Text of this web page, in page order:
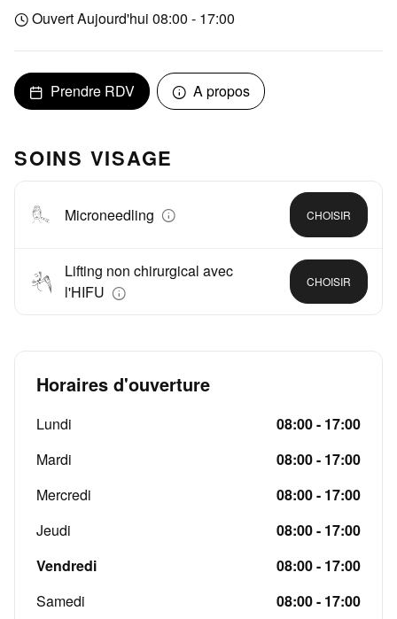
Ouvert Aujourd'hui 08:00 - 17:00
Prendre RDV A propos
SOINS VISAGE
Microneedling CHOISIR
Lifting non chirurgical avec
l'HIFU
CHOISIR
Horaires d'ouverture
Lundi
08:00 - 17:00
Mardi
08:00 - 17:00
Mercredi
08:00 - 17:00
Jeudi
08:00 - 17:00
Vendredi
08:00 - 17:00
Samedi
08:00 - 17:00